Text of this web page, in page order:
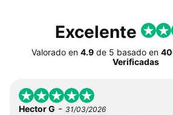
Excelente
Valorado en 4.9 de 5 basado en
Verificadas
Hector G - 31/03/2026